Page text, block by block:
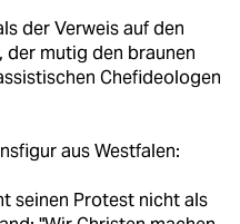
der Verweis auf den
der mutig den braunen
Chefideologen
aus Westfalen:
seinen Protest nicht als